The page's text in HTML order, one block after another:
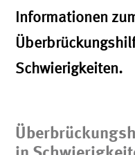
Informationen
Schwierigkeiten.